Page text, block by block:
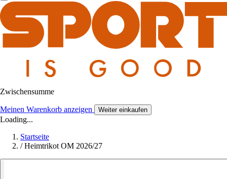
Zwischensumme
Meinen Warenkorb anzeigen Weiter einkaufen
Loading...
Startseite
/ Heimtrikot OM 2026/27